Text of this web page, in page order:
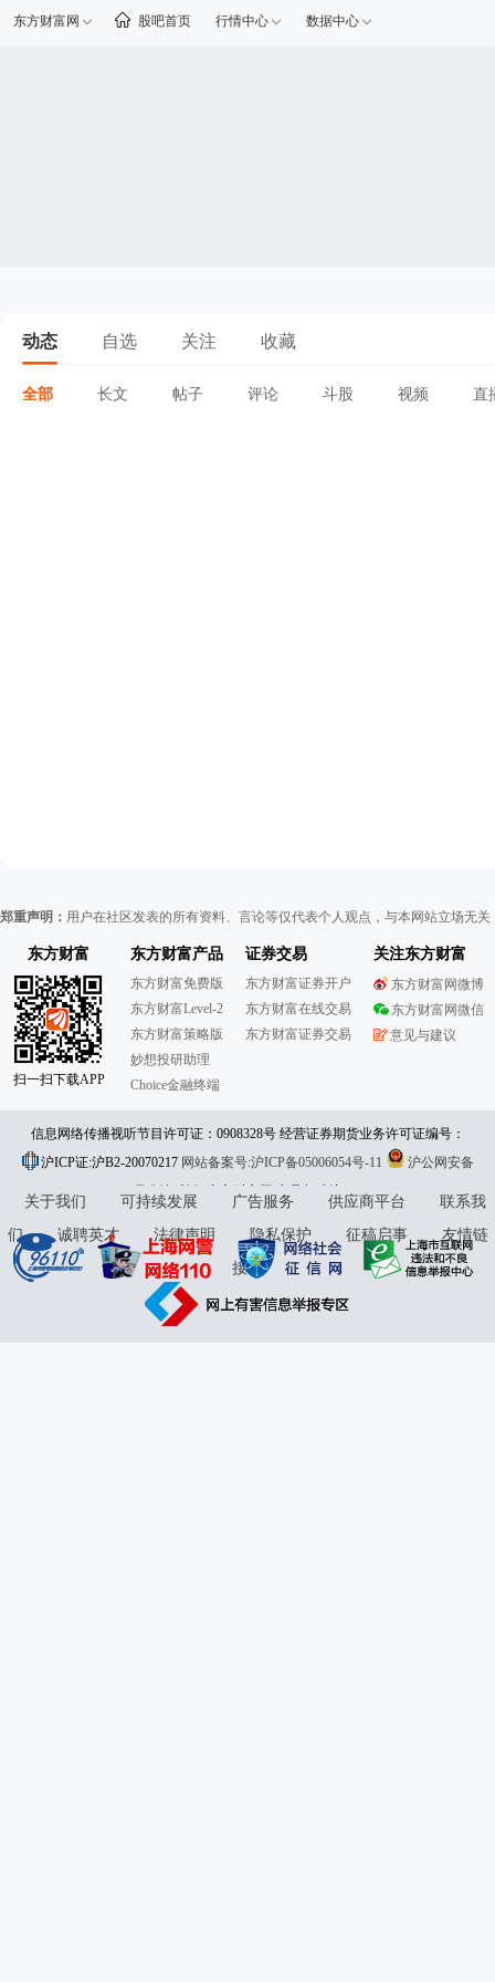
东方财富网 股吧首页 行情中心 数据中心
动态 自选 关注 收藏
全部 长文 帖子 评论 斗股 视频 直
郑重声明： 用户在社区发表的所有资料、言论等仅代表个人观点，与本网站立场无
东方财富
扫一扫下载APP
东方财富产品
东方财富免费版
东方财富Level-2
东方财富策略版
妙想投研助理
Choice金融终端
证券交易
东方财富证券开户
东方财富在线交易
东方财富证券交易
关注东方财富
东方财富网微博
东方财富网微信
意见与建议
信息网络传播视听节目许可证：0908328号 经营证券期货业务许可证编号：
913101046312860336 违法和不良信息举报:021-61278686 举报邮箱：
jubao@eastmoney.com
沪ICP证:沪B2-20070217 网站备案号:沪ICP备05006054号-11
沪公网安备
31010402000120号版权所有:东方财富网意见与建议:4000300059/952500
关于我们 可持续发展 广告服务 供应商平台
联系我
们
诚聘英才 法律声明 隐私保护 征稿启事
友情链
接